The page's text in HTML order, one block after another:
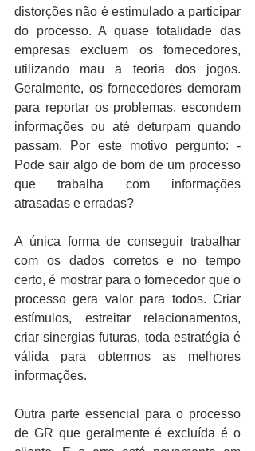
distorções não é estimulado a participar
do processo. A quase totalidade das
empresas excluem os fornecedores,
utilizando mau a teoria dos jogos.
Geralmente, os fornecedores demoram
para reportar os problemas, escondem
informações ou até deturpam quando
passam. Por este motivo pergunto: -
Pode sair algo de bom de um processo
que trabalha com informações
atrasadas e erradas?
A única forma de conseguir trabalhar
com os dados corretos e no tempo
certo, é mostrar para o fornecedor que o
processo gera valor para todos. Criar
estímulos, estreitar relacionamentos,
criar sinergias futuras, toda estratégia é
válida para obtermos as melhores
informações.
Outra parte essencial para o processo
de GR que geralmente é excluída é o